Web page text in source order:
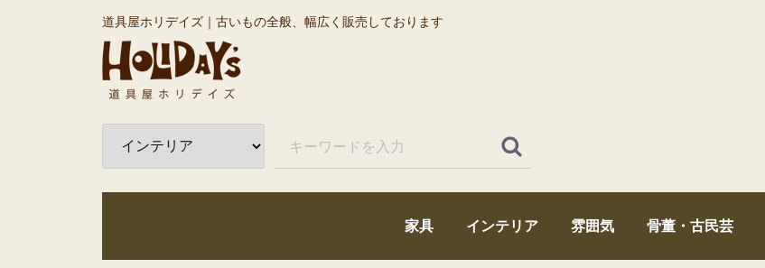
道具屋ホリデイズ｜古いもの全般、幅広く販売しております
家具 インテリア 雰囲気 骨董・古民芸